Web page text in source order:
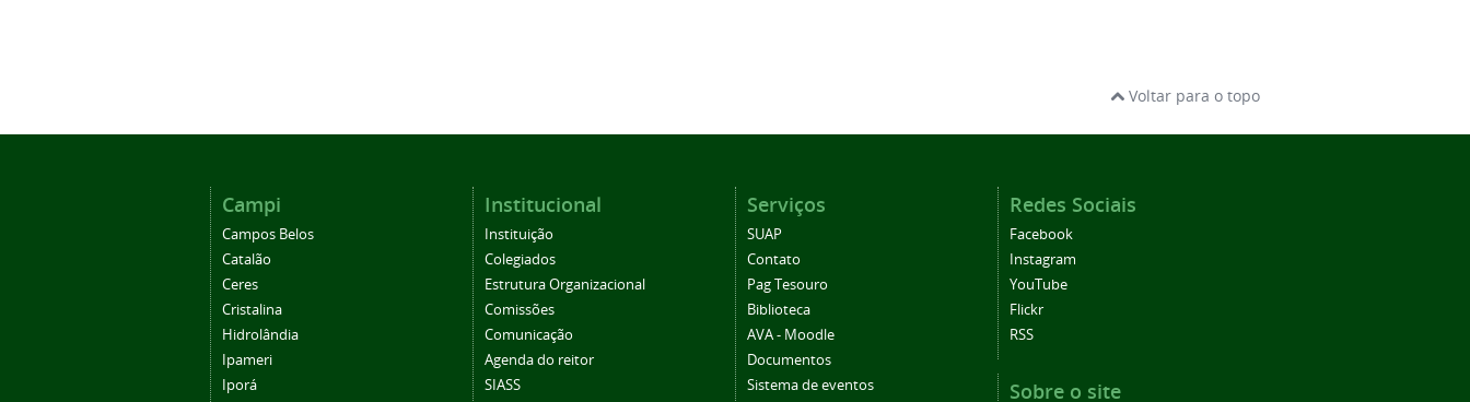
Voltar para o topo
Campi
Campos Belos
Catalão
Ceres
Cristalina
Hidrolândia
Ipameri
Iporá
Institucional
Instituição
Colegiados
Estrutura Organizacional
Comissões
Comunicação
Agenda do reitor
SIASS
Serviços
SUAP
Contato
Pag Tesouro
Biblioteca
AVA - Moodle
Documentos
Sistema de eventos
Redes Sociais
Facebook
Instagram
YouTube
Flickr
RSS
Sobre o site